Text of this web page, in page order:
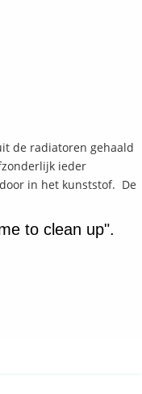
de radiatoren gehaald
ieder
in het kunststof. De
to clean up".